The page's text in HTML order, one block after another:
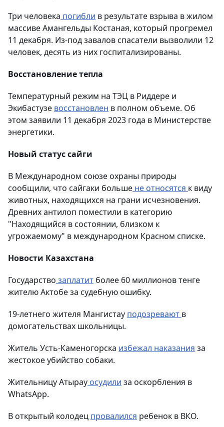
Три человека погибли в результате взрыва в жилом
массиве Амангельды Костаная, который прогремел
11 декабря. Из-под завалов спасатели вызволили 12
человек, десять из них госпитализированы.
Восстановление тепла
Температурный режим на ТЭЦ в Риддере и
Экибастузе восстановлен в полном объеме. Об
этом заявили 11 декабря 2023 года в Министерстве
энергетики.
Новый статус сайги
В Международном союзе охраны природы
сообщили, что сайгаки больше не относятся к виду
животных, находящихся на грани исчезновения.
Древних антилоп поместили в категорию
"Находящийся в состоянии, близком к
угрожаемому" в международном Красном списке.
Новости Казахстана
Государство заплатит более 60 миллионов тенге
жителю Актобе за судебную ошибку.
19-летнего жителя Мангистау подозревают в
домогательствах школьницы.
Житель Усть-Каменогорска избежал наказания за
жестокое убийство собаки.
Жительницу Атырау осудили за оскорбления в
WhatsApp.
В открытый колодец провалился ребенок в ВКО.